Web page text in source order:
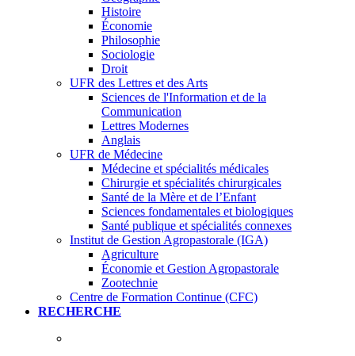
Histoire
Économie
Philosophie
Sociologie
Droit
UFR des Lettres et des Arts
Sciences de l'Information et de la
Communication
Lettres Modernes
Anglais
UFR de Médecine
Médecine et spécialités médicales
Chirurgie et spécialités chirurgicales
Santé de la Mère et de l’Enfant
Sciences fondamentales et biologiques
Santé publique et spécialités connexes
Institut de Gestion Agropastorale (IGA)
Agriculture
Économie et Gestion Agropastorale
Zootechnie
Centre de Formation Continue (CFC)
RECHERCHE